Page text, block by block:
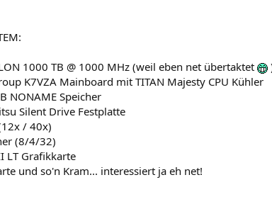
1000 TB @ 1000 MHz (weil eben net übertaktet
K7VZA Mainboard mit TITAN Majesty CPU Kühler
NONAME Speicher
Silent Drive Festplatte
/ 40x)
(8/4/32)
LT Grafikkarte
und so'n Kram... interessiert ja eh net!